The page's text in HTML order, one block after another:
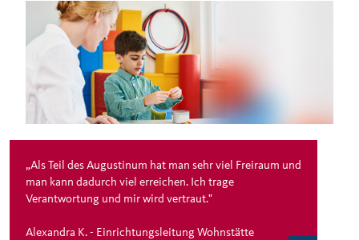
„Als Teil des Augustinum hat man sehr viel Freiraum und
man kann dadurch viel erreichen. Ich trage
Verantwortung und mir wird vertraut."
Alexandra K. - Einrichtungsleitung Wohnstätte